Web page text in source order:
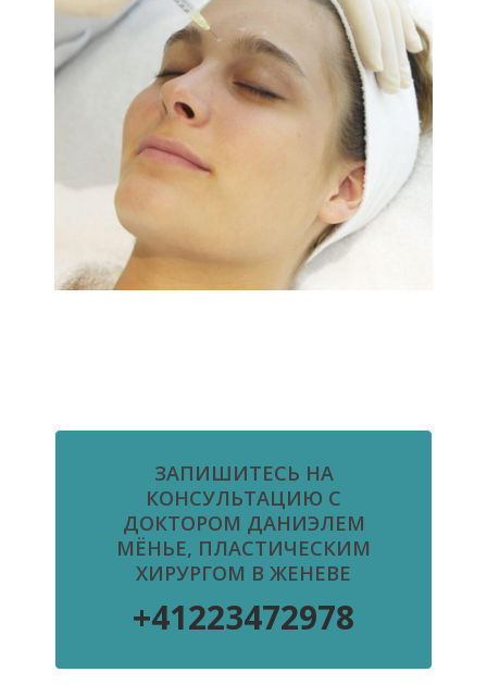
ЗАПИШИТЕСЬ НА
КОНСУЛЬТАЦИЮ С
ДОКТОРОМ ДАНИЭЛЕМ
МЁНЬЕ, ПЛАСТИЧЕСКИМ
ХИРУРГОМ В ЖЕНЕВЕ
+41223472978